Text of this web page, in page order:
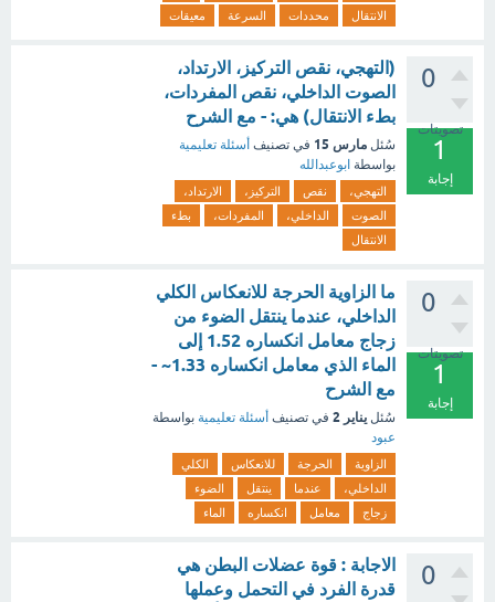
الانتقال
محددات السرعة معيقات
0
تصويتات
1
إجابة
(التهجي، نقص التركيز، الارتداد،
الصوت الداخلي، نقص المفردات،
بطء الانتقال) هي: - مع الشرح
سُئل مارس 15 في تصنيف أسئلة تعليمية
بواسطة ابوعبدالله
التهجي، نقص التركيز،
الارتداد،
الصوت
الداخلي، المفردات،
بطء
الانتقال
0
تصويتات
1
إجابة
ما الزاوية الحرجة للانعكاس الكلي
الداخلي، عندما ينتقل الضوء من
زجاج معامل انكساره 1.52 إلى
الماء الذي معامل انكساره 1.33~ -
مع الشرح
سُئل يناير 2 في تصنيف أسئلة تعليمية بواسطة
عبود
الزاوية الحرجة للانعكاس
الكلي
الداخلي،
عندما ينتقل
الضوء
زجاج
معامل انكساره الماء
0
الاجابة : قوة عضلات البطن هي
قدرة الفرد في التحمل وعملها